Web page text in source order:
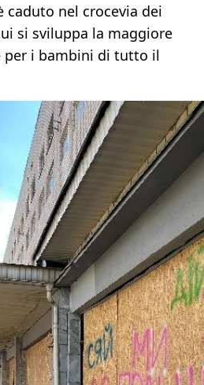
caduto nel crocevia dei
si sviluppa la maggiore
per i bambini di tutto il